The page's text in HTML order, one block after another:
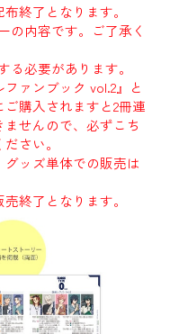
終了となります。
の内容です。ご了承く
必要があります。
ァンブック vol.2』と
ご購入されますと2冊連
せんので、必ずこち
さい。
ッズ単体での販売は
終了となります。